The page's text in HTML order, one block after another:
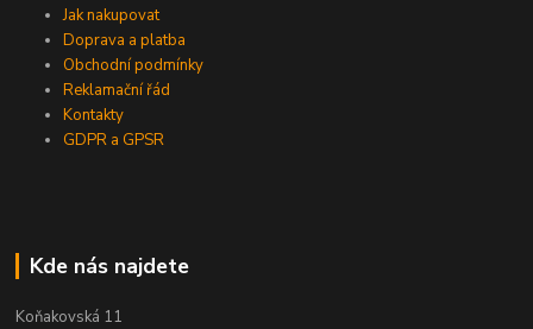
Jak nakupovat
Doprava a platba
Obchodní podmínky
Reklamační řád
Kontakty
GDPR a GPSR
Kde nás najdete
Koňakovská 11